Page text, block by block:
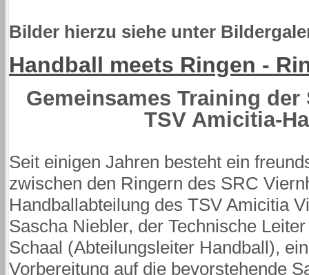
Bilder hierzu siehe unter
Handball meets Ringen -
Gemeinsames Training der
TSV Amicitia-
Seit einigen Jahren besteht ein
zwischen den Ringern des SRC
Handballabteilung des TSV Amicitia
Sascha Niebler, der Technische
Schaal (Abteilungsleiter Handball),
Vorbereitung auf die bevorstehende